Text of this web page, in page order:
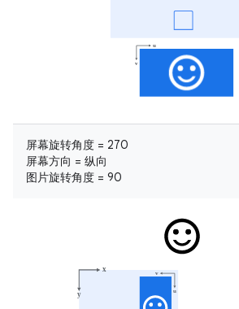
屏幕旋转角度 = 270
屏幕方向 = 纵向
图片旋转角度 = 90